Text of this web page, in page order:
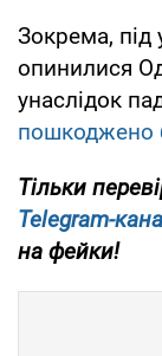
Зокрема, під
опинилися
унаслідок
пошкоджено
Тільки
Telegram-
на фейки!